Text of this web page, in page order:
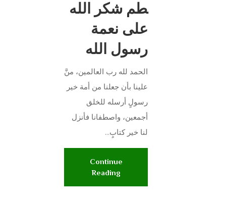
طم شكر الله
على نعمة
رسول الله
الحمد لله رب العالمين، منَّ
علينا بأن جعلنا من أمة خير
رسولٍ أرسله للخلق
أجمعين، واصطفانا فأنزل
لنا خير كتابٍ...
Continue
Reading